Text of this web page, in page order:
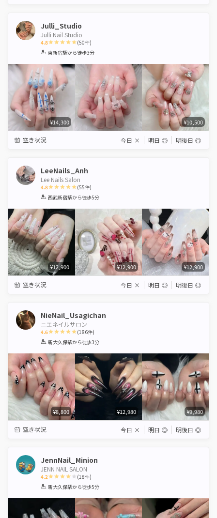
Julli_Studio
Julli Nail Studio
4.8
1 2 3 4 5
(50件)
東新宿駅から徒歩3分
¥14,300 ¥10,500
空き状況 今日 × 明日 ◎ 明後日 ◎
LeeNails_Anh
Lee Nails Salon
4.8
1 2 3 4 5
(55件)
西武新宿駅から徒歩5分
¥12,900 ¥12,900 ¥12,900
空き状況 今日 × 明日 ◎ 明後日 ◎
NieNail_Usagichan
ニエネイルサロン
4.6
1 2 3 4 5
(186件)
新大久保駅から徒歩3分
¥8,800 ¥12,980 ¥9,980
空き状況 今日 × 明日 ◎ 明後日 ◎
JennNail_Minion
JENN NAIL SALON
4.2
1 2 3 4 5
(18件)
新大久保駅から徒歩5分